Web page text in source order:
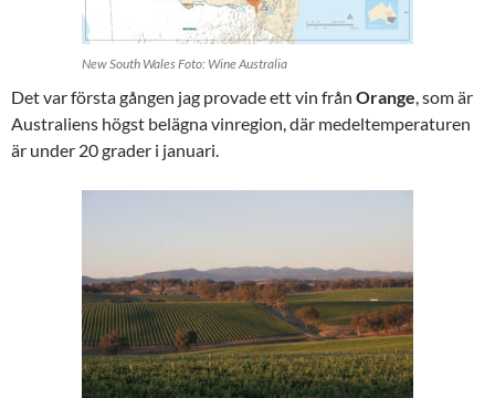
New South Wales Foto: Wine Australia
Det var första gången jag provade ett vin från Orange, som är
Australiens högst belägna vinregion, där medeltemperaturen
är under 20 grader i januari.